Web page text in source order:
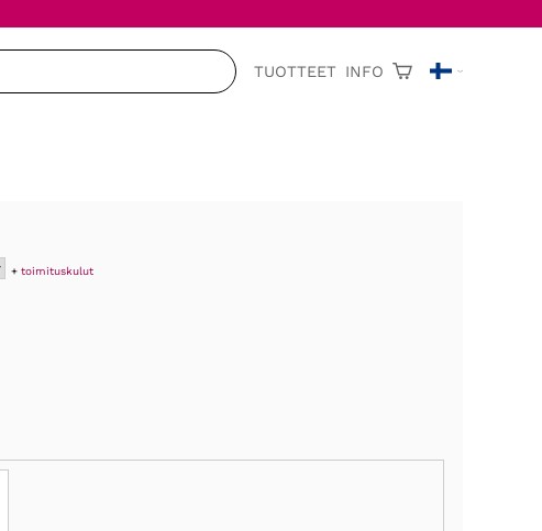
TUOTTEET INFO
+toimituskulut